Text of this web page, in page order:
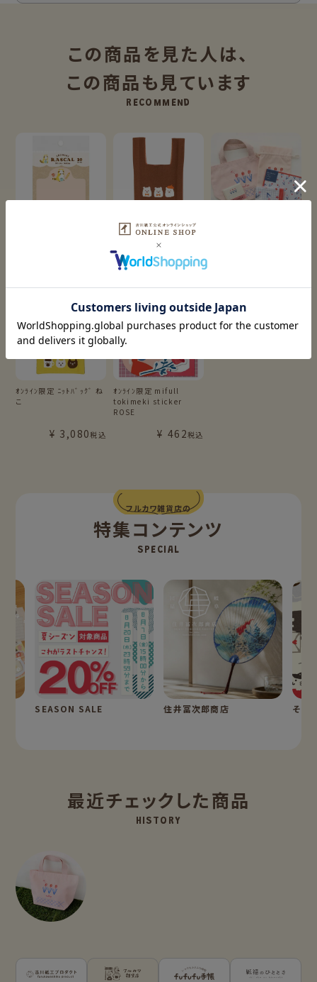
この商品を見た人は、
この商品も見ています
RECOMMEND
ｵﾝﾗｲﾝ限定 ﾆｯﾄﾊﾞｯｸﾞ く
¥ 3,080税込
ｵﾝﾗｲﾝ限定 ﾆｯﾄﾊﾞｯｸﾞ ね
こ
¥ 3,080税込
ｵﾝﾗｲﾝ限定 mifull
tokimeki sticker
ROSE
¥ 462税込
フルカワ雑貨店の
特集コンテンツ
SPECIAL
SEASON SALE 住井冨次郎商店 そえ
最近チェックした商品
HISTORY